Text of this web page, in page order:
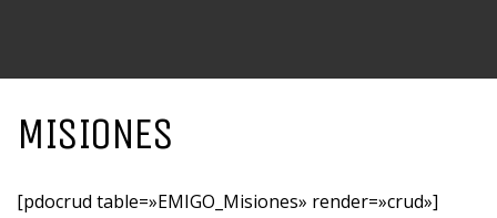
MISIONES
[pdocrud table=»EMIGO_Misiones» render=»crud»]